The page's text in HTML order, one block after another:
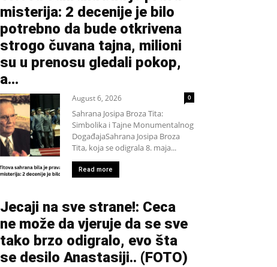
misterija: 2 decenije je bilo
potrebno da bude otkrivena
strogo čuvana tajna, milioni
su u prenosu gledali pokop,
a...
August 6, 2026 0
Sahrana Josipa Broza Tita:
Simbolika i Tajne Monumentalnog
DogađajaSahrana Josipa Broza
Tita, koja se odigrala 8. maja...
Read more
Jecaji na sve strane!: Ceca
ne može da vjeruje da se sve
tako brzo odigralo, evo šta
se desilo Anastasiji.. (FOTO)